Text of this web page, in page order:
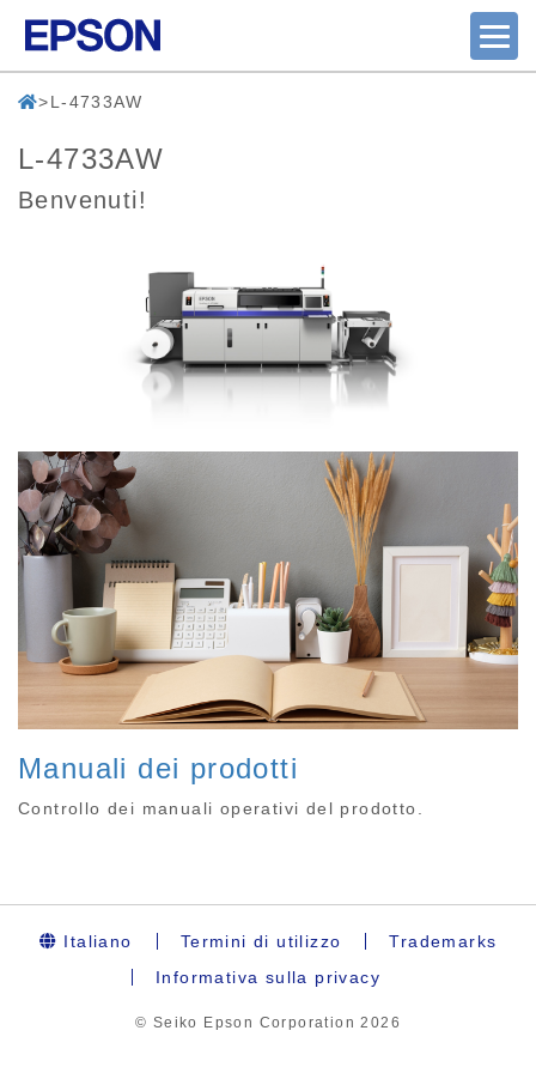
L-4733AW
L-4733AW
Benvenuti!
Manuali dei prodotti
Controllo dei manuali operativi del prodotto.
Italiano Termini di utilizzo
Trademarks
Informativa sulla privacy
© Seiko Epson Corporation2026